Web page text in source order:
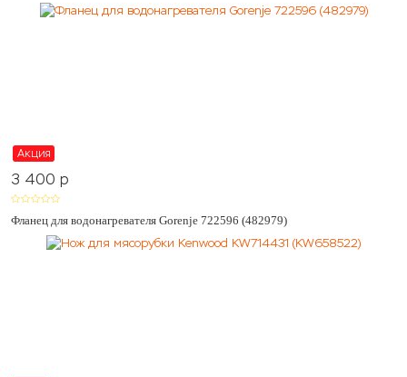
Акция
3 400 p
Фланец для водонагревателя Gorenje 722596 (482979)